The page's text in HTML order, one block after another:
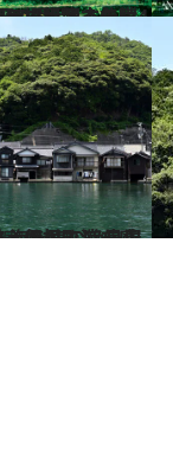
が街を歩いて出逢った、4つの”珠玉の瞬間”
かけ
る夏旅 海を臨む絶景温泉にカフェも！
かけ